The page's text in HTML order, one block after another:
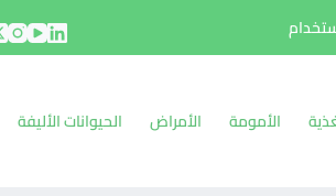
الأمومة الأمراض الحيوانات الأليفة